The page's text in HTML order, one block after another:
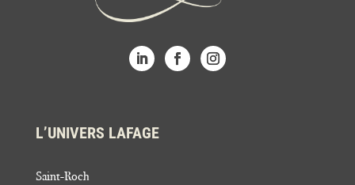
L’UNIVERS LAFAGE
Saint-Roch